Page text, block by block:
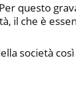
questo
che è
società